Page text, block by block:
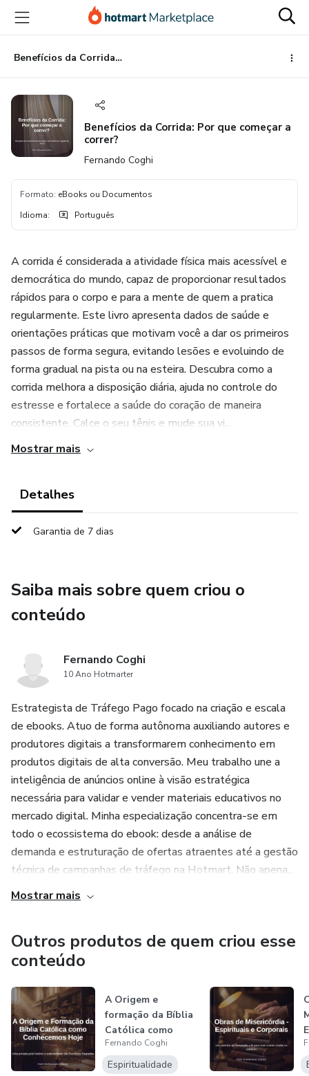
para
conteúdo
principal
para
pagamento
para
rodapé
Benefícios da Corrida: Por que começar a correr?
Benefícios da Corrida: Por que começar a
correr?
Fernando Coghi
Formato: eBooks ou Documentos
Idioma: Português
A corrida é considerada a atividade física mais acessível e
democrática do mundo, capaz de proporcionar resultados
rápidos para o corpo e para a mente de quem a pratica
regularmente. Este livro apresenta dados de saúde e
orientações práticas que motivam você a dar os primeiros
passos de forma segura, evitando lesões e evoluindo de
forma gradual na pista ou na esteira. Descubra como a
corrida melhora a disposição diária, ajuda no controle do
estresse e fortalece a saúde do coração de maneira
consistente. Calce o seu tênis e mude sua vi...
Mostrar mais
Detalhes
Garantia de 7 dias
Saiba mais sobre quem criou o
conteúdo
Fernando Coghi
10 Ano Hotmarter
Estrategista de Tráfego Pago focado na criação e escala
de ebooks. Atuo de forma autônoma auxiliando autores e
produtores digitais a transformarem conhecimento em
produtos digitais de alta conversão. Meu trabalho une a
inteligência de anúncios online à visão estratégica
necessária para validar e vender materiais educativos no
mercado digital. Minha especialização concentra-se em
todo o ecossistema do ebook: desde a análise de
demanda e estruturação de ofertas atraentes até a gestão
técnica de campanhas de tráfego na Hotmart. Não apena...
Mostrar mais
Outros produtos de quem criou esse
conteúdo
A Origem e
formação da Bíblia
Católica como
conhecemos hoje
Fernando Coghi
Espiritualidade